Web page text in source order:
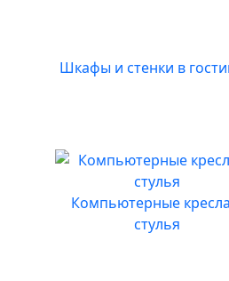
Шкафы и стенки в
Компьютерные
стулья